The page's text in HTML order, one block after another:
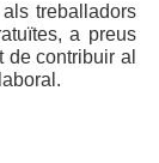
treballadors
a preus
contribuir al